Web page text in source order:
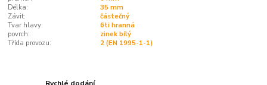
Délka:
35 mm
Závit:
částečný
Tvar hlavy:
6ti hranná
povrch:
zinek bílý
Třída provozu:
2 (EN 1995-1-1)